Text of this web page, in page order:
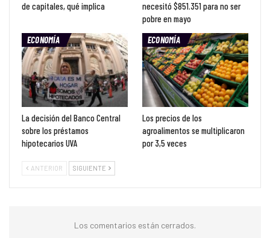
de capitales, qué implica
necesitó $851.351 para no ser
pobre en mayo
ECONOMÍA
La decisión del Banco Central
sobre los préstamos
hipotecarios UVA
ECONOMÍA
Los precios de los
agroalimentos se multiplicaron
por 3,5 veces
ANTERIOR SIGUIENTE
Los comentarios están cerrados.